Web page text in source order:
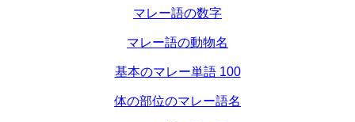
マレー語の数字
マレー語の動物名
基本のマレー単語 100
体の部位のマレー語名